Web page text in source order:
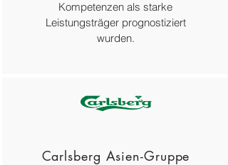
Kompetenzen als starke
Leistungsträger prognostiziert
wurden.
Carlsberg Asien-Gruppe